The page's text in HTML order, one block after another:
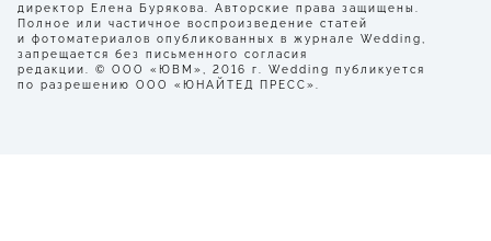
директор Елена Бурякова. Авторские права защищены.
Полное или частичное воспроизведение статей
и фотоматериалов опубликованных в журнале Wedding,
запрещается без письменного согласия
редакции. © ООО «ЮВМ», 2016 г. Wedding публикуется
по разрешению ООО «ЮНАЙТЕД ПРЕСС».